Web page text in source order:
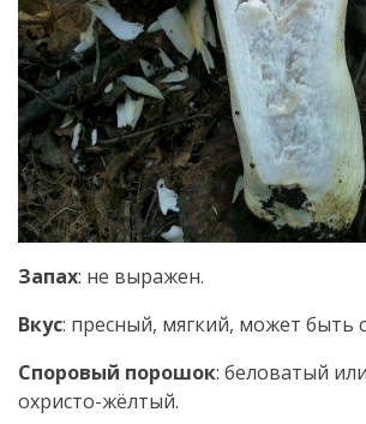
Запах: не выражен.
Вкус: пресный, мягкий, может быть
Споровый порошок: беловатый
охристо-жёлтый.